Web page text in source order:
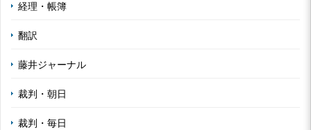
経理・帳簿
翻訳
藤井ジャーナル
裁判・朝日
裁判・毎日